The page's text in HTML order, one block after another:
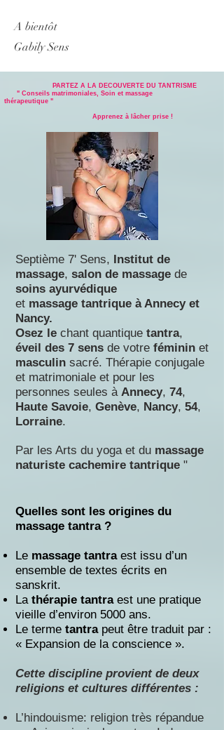
A bientôt
Gabily Sens
PARTEZ A LA DECOUVERTE DU TANTRISME
" Conseils matrimoniales, Soin et massage
thérapeutique "
Apprenez à lâcher prise !
Septième 7' Sens, Institut de
massage, salon de massage de
soins ayurvédique
et massage tantrique à Annecy et
Nancy.
Osez le chant quantique tantra,
éveil des 7 sens de votre féminin et
masculin sacré. Thérapie conjugale
et matrimoniale et pour les
personnes seules à Annecy, 74,
Haute Savoie, Genève, Nancy, 54,
Lorraine.
Par les Arts du yoga et du massage
naturiste cachemire tantrique "
Quelles sont les origines du
massage tantra ?
Le massage tantraest issu d’un
ensemble de textes écrits en
sanskrit.
La thérapie tantra est une pratique
vieille d’environ 5000 ans.
Le terme tantrapeut être traduit par :
« Expansion de la conscience ».
Cette discipline provient de deux
religions et cultures différentes :
L’hindouisme: religion très répandue